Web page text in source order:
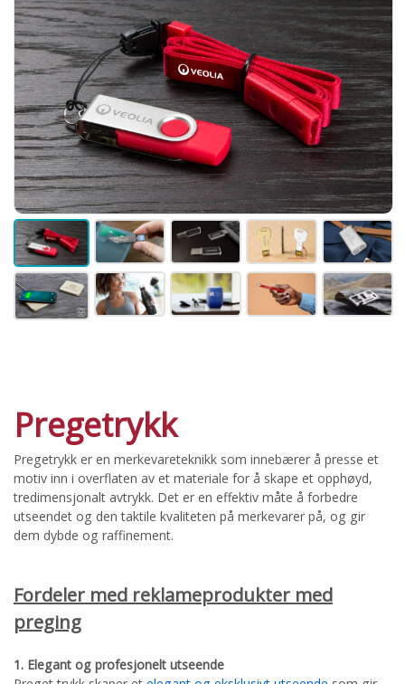
Pregetrykk
Pregetrykk er en merkevareteknikk som innebærer å presse et
motiv inn i overflaten av et materiale for å skape et opphøyd,
tredimensjonalt avtrykk. Det er en effektiv måte å forbedre
utseendet og den taktile kvaliteten på merkevarer på, og gir
dem dybde og raffinement.
Fordeler med reklameprodukter med
preging
1. Elegant og profesjonelt utseende